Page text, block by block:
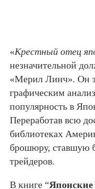
«Крестный отец
незначительной
«Мерил Линч». Он
графическим
популярность в
Переработав всю
библиотеках
брошюру, ставшую
трейдеров.
В книге “Японские